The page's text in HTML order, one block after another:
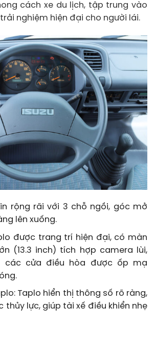
cách xe du lịch, tập trung vào
nghiệm hiện đại cho người lái.
rộng rãi với 3 chỗ ngồi, góc mở
lên xuống.
được trang trí hiện đại, có màn
(13.3 inch) tích hợp camera lùi,
các cửa điều hòa được ốp mạ
Taplo hiển thị thông số rõ ràng,
thủy lực, giúp tài xế điều khiển nhẹ